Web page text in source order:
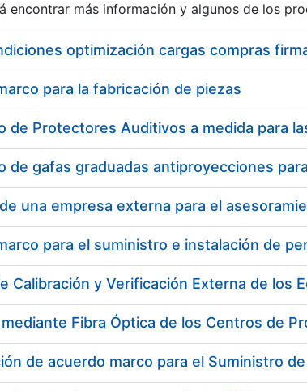
encontrar más información y algunos de los
optimización cargas compras
para la fabricación de piezas
para el suministro e instalación de